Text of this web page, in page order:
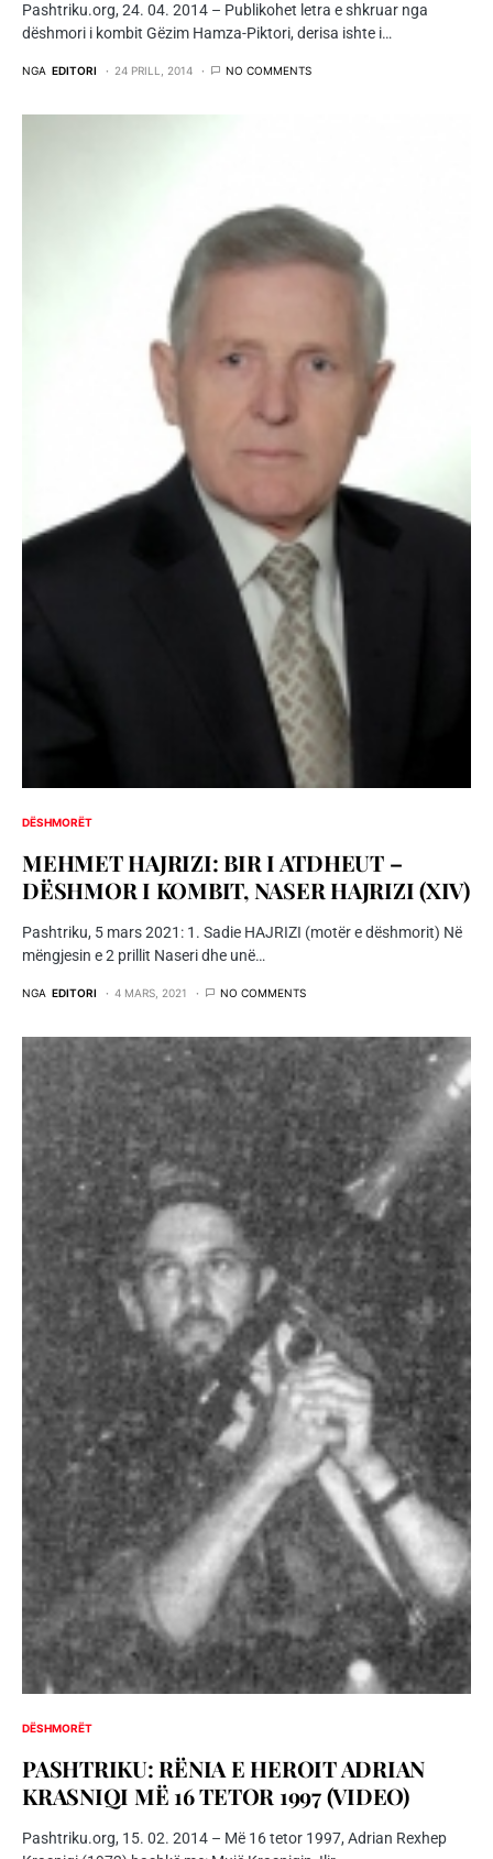
Pashtriku.org, 24. 04. 2014 – Publikohet letra e shkruar nga
dëshmori i kombit Gëzim Hamza-Piktori, derisa ishte i…
NGA EDITORI 24 PRILL, 2014 NO COMMENTS
DËSHMORËT
MEHMET HAJRIZI: BIR I ATDHEUT –
DËSHMOR I KOMBIT, NASER HAJRIZI (XIV)
Pashtriku, 5 mars 2021: 1. Sadie HAJRIZI (motër e dëshmorit) Në
mëngjesin e 2 prillit Naseri dhe unë…
NGA EDITORI 4 MARS, 2021 NO COMMENTS
DËSHMORËT
PASHTRIKU: RËNIA E HEROIT ADRIAN
KRASNIQI MË 16 TETOR 1997 (VIDEO)
Pashtriku.org, 15. 02. 2014 – Më 16 tetor 1997, Adrian Rexhep